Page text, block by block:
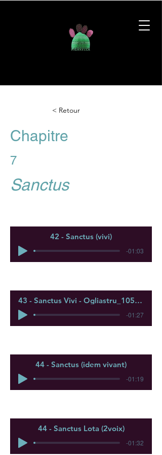
< Retour
Chapitre
7
Sanctus
42 - Sanctus (vivi)
-01:03
43 - Sanctus Vivi - Ogliastru_105210_mixed
-01:27
44 - Sanctus (idem vivant)
-01:19
44 - Sanctus Lota (2voix)
-01:32